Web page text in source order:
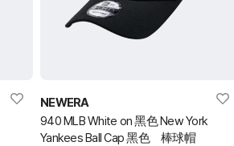
NEWERA
940 MLB White on 黑色 New York
Yankees Ball Cap 黑色 棒球帽